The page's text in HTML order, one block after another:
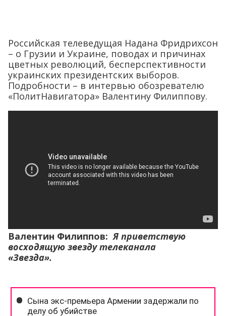
Российская телеведущая Надана Фридрихсон
– о Грузии и Украине, поводах и причинах
цветных революций, бесперспективности
украинских президентских выборов.
Подробности – в интервью обозревателю
«ПолитНавигатора» Валентину Филиппову.
Валентин Филиппов: Я приветствую
восходящую звезду телеканала
«Звезда».